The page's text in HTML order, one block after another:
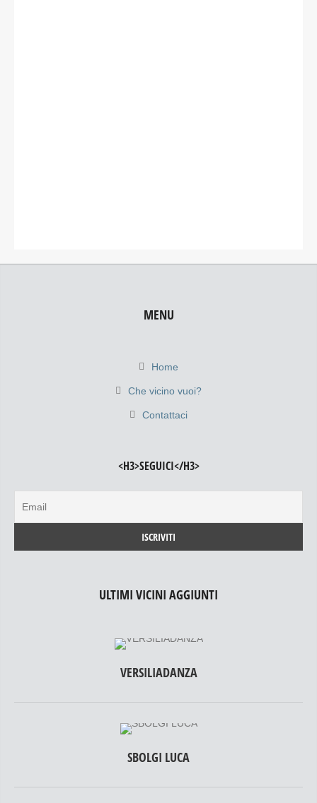
MENU
Home
Che vicino vuoi?
Contattaci
<H3>SEGUICI</H3>
ULTIMI VICINI AGGIUNTI
VERSILIADANZA
SBOLGI LUCA